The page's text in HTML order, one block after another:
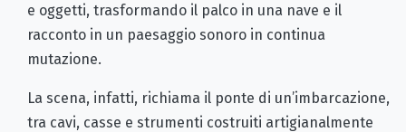
e oggetti, trasformando il palco in una nave e il
racconto in un paesaggio sonoro in continua
mutazione.
La scena, infatti, richiama il ponte di un’imbarcazione,
tra cavi, casse e strumenti costruiti artigianalmente